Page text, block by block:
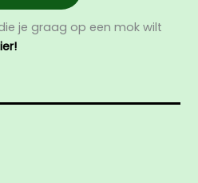
je graag op een mok wilt